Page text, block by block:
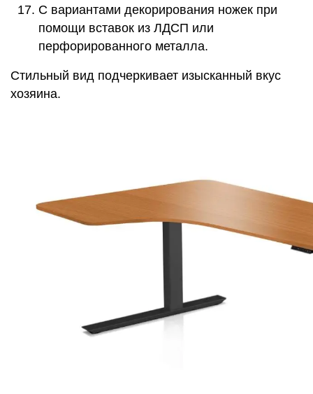
С вариантами декорирования ножек при
помощи вставок из ЛДСП или
перфорированного металла.
Стильный вид подчеркивает изысканный вкус
хозяина.